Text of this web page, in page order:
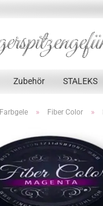
Zubehör STALEKS
Farbgele » Fiber Color »